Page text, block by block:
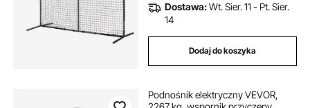
Dostawa:Wt. Sier. 11 - Pt. Sier.
14
Dodaj do koszyka
Podnośnik elektryczny VEVOR,